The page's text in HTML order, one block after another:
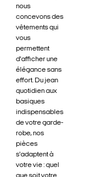
nous
concevons des
vêtements qui
vous
permettent
d'afficher une
élégance sans
effort. Du jean
quotidien aux
basiques
indispensables
de votre garde-
robe, nos
pièces
s'adaptent à
votre vie : quel